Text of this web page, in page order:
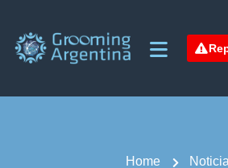
Home